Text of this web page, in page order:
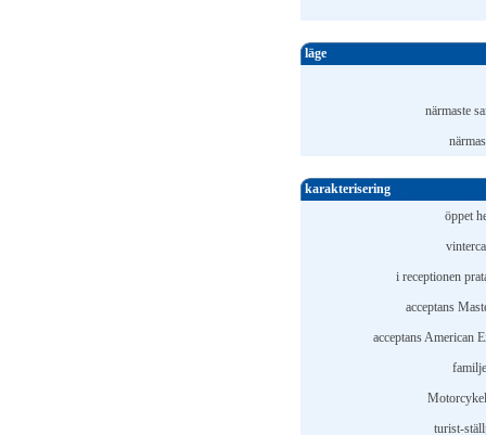
läge
närmaste
karakterisering
öppet
i receptionen
acceptans
acceptans American
turist-